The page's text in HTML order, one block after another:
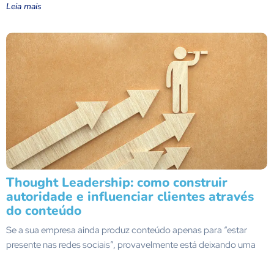
Leia mais
Thought Leadership: como construir
autoridade e influenciar clientes através
do conteúdo
Se a sua empresa ainda produz conteúdo apenas para “estar
presente nas redes sociais”, provavelmente está deixando uma